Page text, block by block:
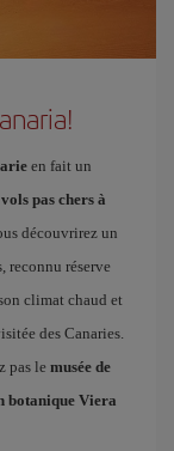
en fait un
vols pas chers à
découvrirez un
reconnu réserve
climat chaud et
des Canaries.
pas le musée de
botanique Viera